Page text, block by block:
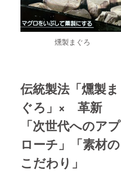
燻製まぐろ
伝統製法「燻製ま
ぐろ」× 革新
「次世代へのアプ
ローチ」「素材の
こだわり」